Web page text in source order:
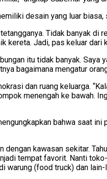
desain yang luar
Tidak banyak
kereta. Jadi, pas keluar
itu tidak banyak.
bagaimana mengatur
dan ruang keluarga.
menengah ke bawah.
bahwa saat
dengan kawasan sekitar.
tempat favorit. Nanti
warung (food truck) dan lain-